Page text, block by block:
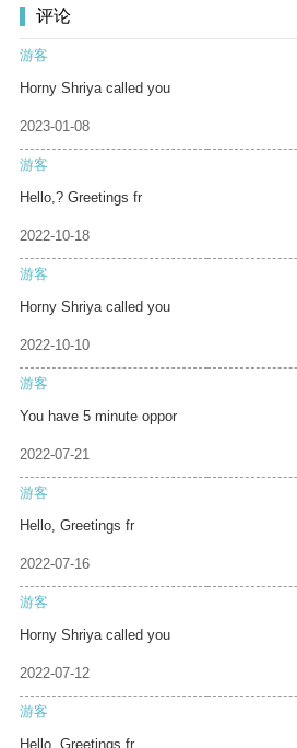
评论
游客
Horny Shriya called you
2023-01-08
游客
Hello,? Greetings fr
2022-10-18
游客
Horny Shriya called you
2022-10-10
游客
You have 5 minute oppor
2022-07-21
游客
Hello, Greetings fr
2022-07-16
游客
Horny Shriya called you
2022-07-12
游客
Hello, Greetings fr